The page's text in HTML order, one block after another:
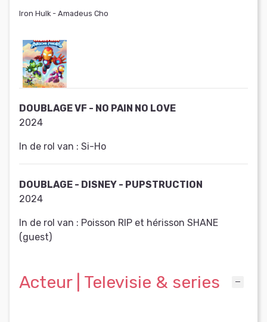
Iron Hulk - Amadeus Cho
DOUBLAGE VF - NO PAIN NO LOVE
2024
In de rol van : Si-Ho
DOUBLAGE - DISNEY - PUPSTRUCTION
2024
In de rol van : Poisson RIP et hérisson SHANE
(guest)
Acteur | Televisie & series